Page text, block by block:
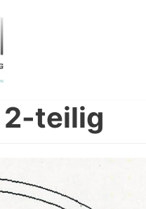
2-teilig